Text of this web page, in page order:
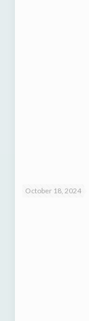
October 18, 2024